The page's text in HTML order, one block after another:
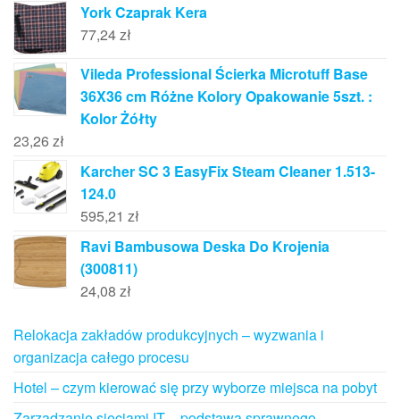
York Czaprak Kera
77,24zł
Vileda Professional Ścierka Microtuff Base
36X36 cm Różne Kolory Opakowanie 5szt. :
Kolor Żółty
23,26 zł
Karcher SC 3 EasyFix Steam Cleaner 1.513-
124.0
595,21 zł
Ravi Bambusowa Deska Do Krojenia
(300811)
24,08 zł
Relokacja zakładów produkcyjnych – wyzwania i
organizacja całego procesu
Hotel – czym kierować się przy wyborze miejsca na pobyt